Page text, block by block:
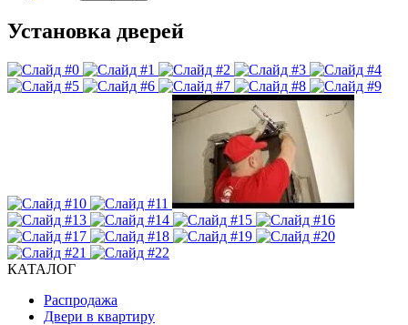
Установка дверей
КАТАЛОГ
Распродажа
Двери в квартиру